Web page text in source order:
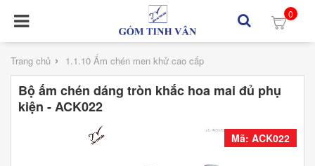
0
Trang chủ › 1.1.10 Ấm chén men khử cao cấp
Bộ ấm chén dáng tròn khắc hoa mai đủ phụ
kiện - ACK022
Mã: ACK022